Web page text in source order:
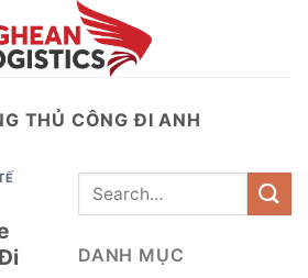
THỦ CÔNG ĐI ANH
DANH MỤC